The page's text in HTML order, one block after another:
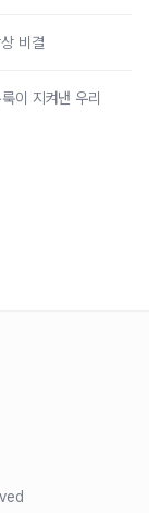
비결
이 지켜낸 우리